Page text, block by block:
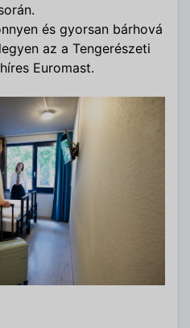
és gyorsan bárhová
az a Tengerészeti
Euromast.